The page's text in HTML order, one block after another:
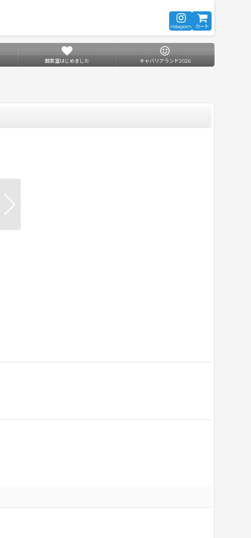
instagram カート
酸素室はじめました キャバリアランド2026